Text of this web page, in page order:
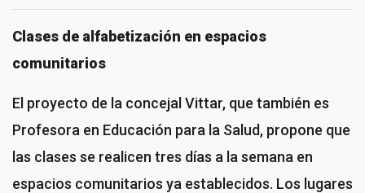
Clases de alfabetización en espacios
comunitarios
El proyecto de la concejal Vittar, que también es
Profesora en Educación para la Salud, propone que
las clases se realicen tres días a la semana en
espacios comunitarios ya establecidos. Los lugares